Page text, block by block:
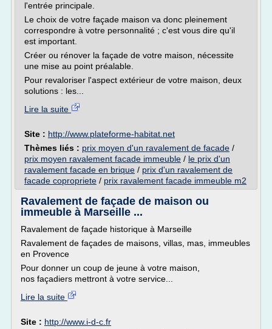
l'entrée principale.
Le choix de votre façade maison va donc pleinement
correspondre à votre personnalité ; c'est vous dire qu'il
est important.
Créer ou rénover la façade de votre maison, nécessite
une mise au point préalable.
Pour revaloriser l'aspect extérieur de votre maison, deux
solutions : les...
Lire la suite
Site : http://www.plateforme-habitat.net
Thèmes liés : prix moyen d'un ravalement de facade /
prix moyen ravalement facade immeuble / le prix d'un
ravalement facade en brique / prix d'un ravalement de
facade copropriete / prix ravalement facade immeuble m2
Ravalement de façade de maison ou
immeuble à Marseille ...
Ravalement de façade historique à Marseille
Ravalement de façades de maisons, villas, mas, immeubles
en Provence
Pour donner un coup de jeune à votre maison,
nos façadiers mettront à votre service...
Lire la suite
Site : http://www.i-d-c.fr